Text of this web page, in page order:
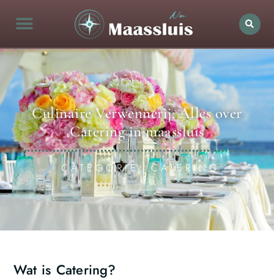
Culinaire Verwennerij: Alles over
Catering in maassluis
CATEGORIE: CATERING
Wat is Catering?